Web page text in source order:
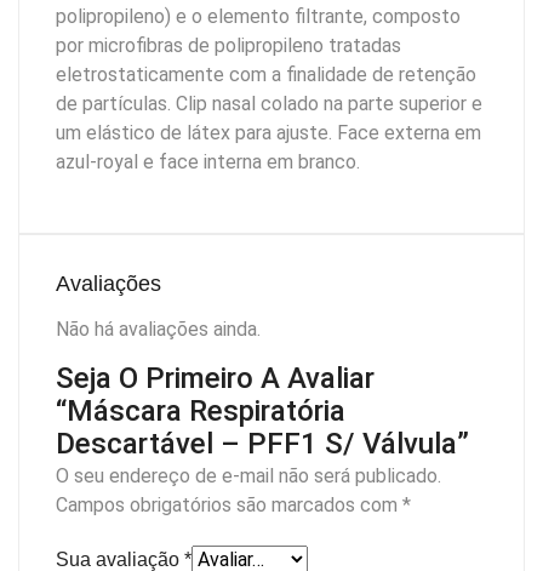
polipropileno) e o elemento filtrante, composto
por microfibras de polipropileno tratadas
eletrostaticamente com a finalidade de retenção
de partículas. Clip nasal colado na parte superior e
um elástico de látex para ajuste. Face externa em
azul-royal e face interna em branco.
Avaliações
Não há avaliações ainda.
Seja O Primeiro A Avaliar
“Máscara Respiratória
Descartável – PFF1 S/ Válvula”
O seu endereço de e-mail não será publicado.
Campos obrigatórios são marcados com *
Sua avaliação *